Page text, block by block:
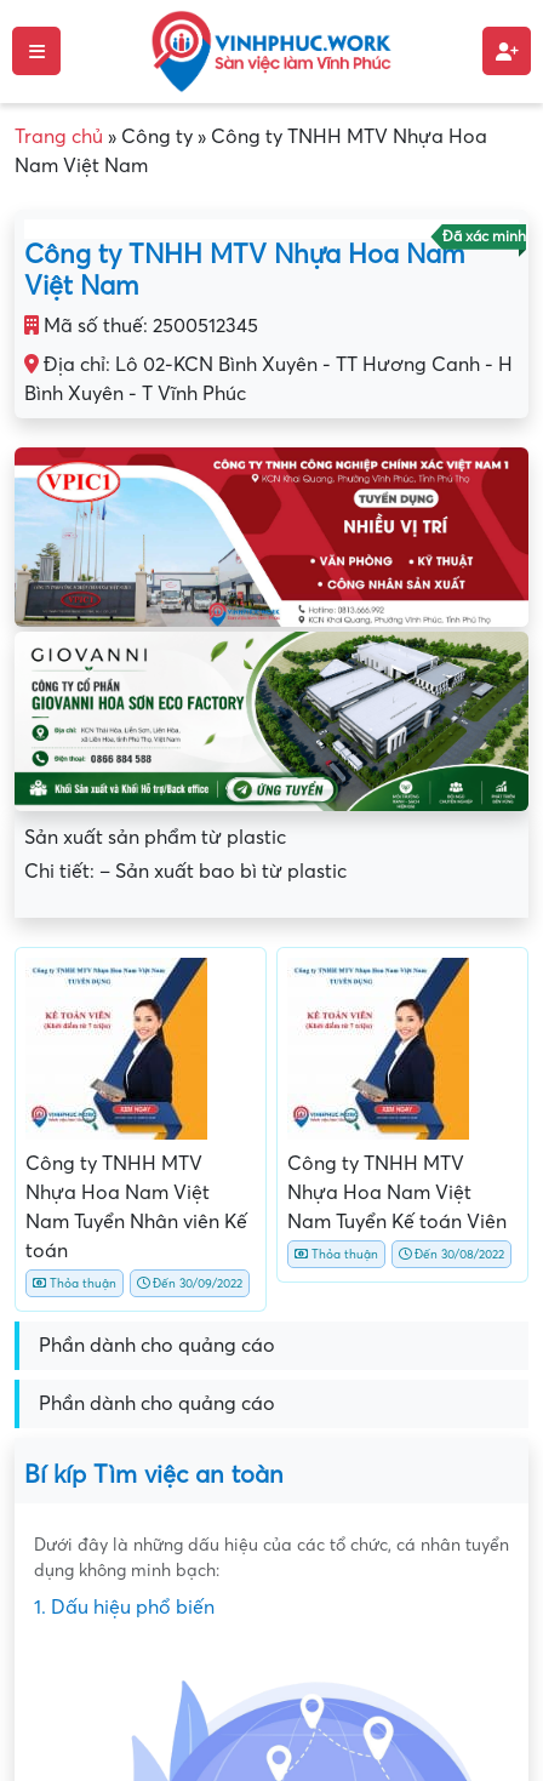
Trang chủ » Công ty » Công ty TNHH MTV Nhựa Hoa
Nam Việt Nam
Đã xác minh
Công ty TNHH MTV Nhựa Hoa Nam
Việt Nam
Mã số thuế: 2500512345
Địa chỉ: Lô 02-KCN Bình Xuyên - TT Hương Canh - H
Bình Xuyên - T Vĩnh Phúc
Sản xuất sản phẩm từ plastic
Chi tiết: – Sản xuất bao bì từ plastic
Công ty TNHH MTV
Nhựa Hoa Nam Việt
Nam Tuyển Nhân viên Kế
toán
Thỏa thuận Đến 30/09/2022
Công ty TNHH MTV
Nhựa Hoa Nam Việt
Nam Tuyển Kế toán Viên
Thỏa thuận Đến 30/08/2022
Phần dành cho quảng cáo
Phần dành cho quảng cáo
Bí kíp Tìm việc an toàn
Dưới đây là những dấu hiệu của các tổ chức, cá nhân tuyển
dụng không minh bạch:
1. Dấu hiệu phổ biến